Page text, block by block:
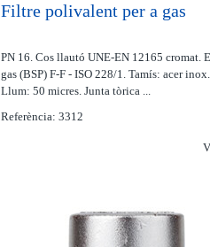
Filtre polivalent per a gas
PN 16. Cos llautó UNE-EN 12165 cromat.
gas (BSP) F-F - ISO 228/1. Tamís: acer
Llum: 50 micres. Junta tòrica ...
Referència: 3312